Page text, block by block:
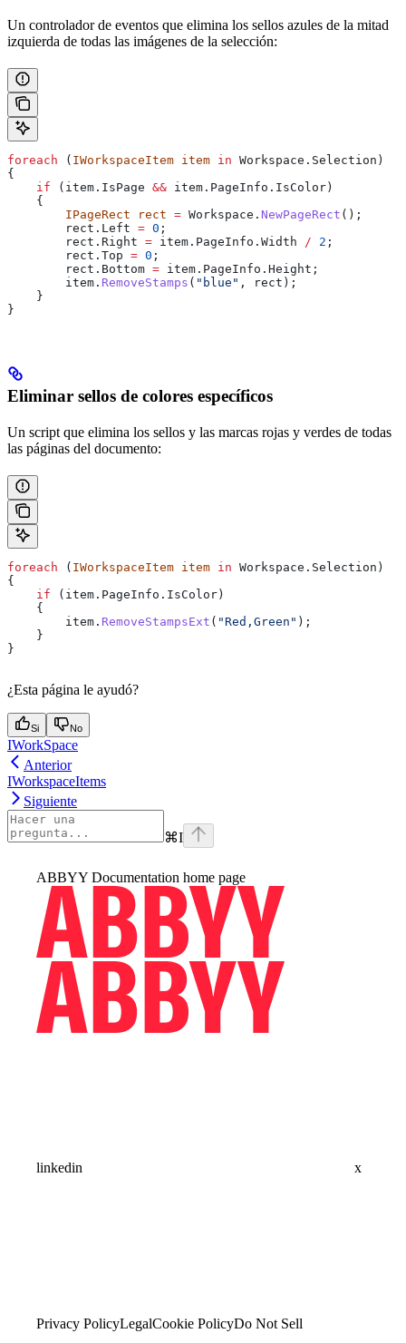
Un controlador de eventos que elimina los sellos azules de la mitad
izquierda de todas las imágenes de la selección:
foreach ( IWorkspaceItem item in Workspace . Selection )
{
    if
( item . IsPage && item . PageInfo . IsColor )
    {
        IPageRect
rect = Workspace . NewPageRect ();
        rect
. Left = 0 ;
        rect
. Right = item . PageInfo . Width / 2 ;
        rect
. Top = 0 ;
        rect
. Bottom = item . PageInfo . Height ;
        item
. RemoveStamps ( "blue" , rect );
    }
}
Eliminar sellos de colores específicos
Un script que elimina los sellos y las marcas rojas y verdes de todas
las páginas del documento:
foreach ( IWorkspaceItem item in Workspace . Selection )
{
    if
( item . PageInfo . IsColor )
    {
        item
. RemoveStampsExt ( "Red,Green" );
    }
}
¿Esta página le ayudó?
Si No
IWorkSpace
Anterior
IWorkspaceItems
Siguiente
⌘I
ABBYY Documentation home page
linkedin x
Privacy PolicyLegalCookie PolicyDo Not Sell